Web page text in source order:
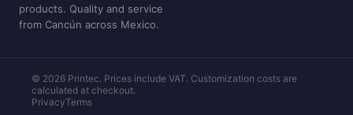
products. Quality and service
from Cancún across Mexico.
© 2026 Printec. Prices include VAT. Customization costs are
calculated at checkout.
PrivacyTerms